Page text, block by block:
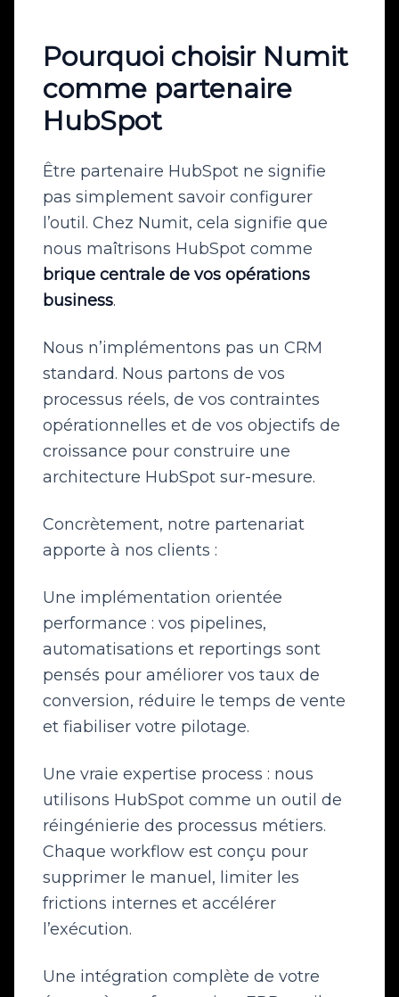
Pourquoi choisir Numit
comme partenaire
HubSpot
Être partenaire HubSpot ne signifie
pas simplement savoir configurer
l’outil. Chez Numit, cela signifie que
nous maîtrisons HubSpot comme
brique centrale de vos opérations
business.
Nous n’implémentons pas un CRM
standard. Nous partons de vos
processus réels, de vos contraintes
opérationnelles et de vos objectifs de
croissance pour construire une
architecture HubSpot sur-mesure.
Concrètement, notre partenariat
apporte à nos clients :
Une implémentation orientée
performance : vos pipelines,
automatisations et reportings sont
pensés pour améliorer vos taux de
conversion, réduire le temps de vente
et fiabiliser votre pilotage.
Une vraie expertise process : nous
utilisons HubSpot comme un outil de
réingénierie des processus métiers.
Chaque workflow est conçu pour
supprimer le manuel, limiter les
frictions internes et accélérer
l’exécution.
Une intégration complète de votre